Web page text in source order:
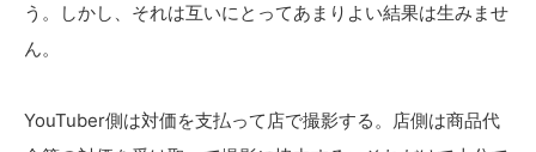
う。しかし、それは互いにとってあまりよい結果は生みませ
ん。
YouTuber側は対価を支払って店で撮影する。店側は商品代